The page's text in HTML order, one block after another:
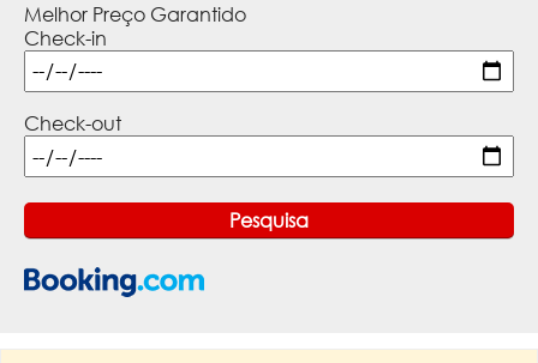
Melhor Preço Garantido
Check-in
Check-out